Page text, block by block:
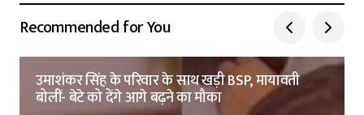
Recommended for You
उमाशंकर सिंह के परिवार के साथ खड़ी BSP, मायावती
बोलीं- बेटे को देंगे आगे बढ़ने का मौका